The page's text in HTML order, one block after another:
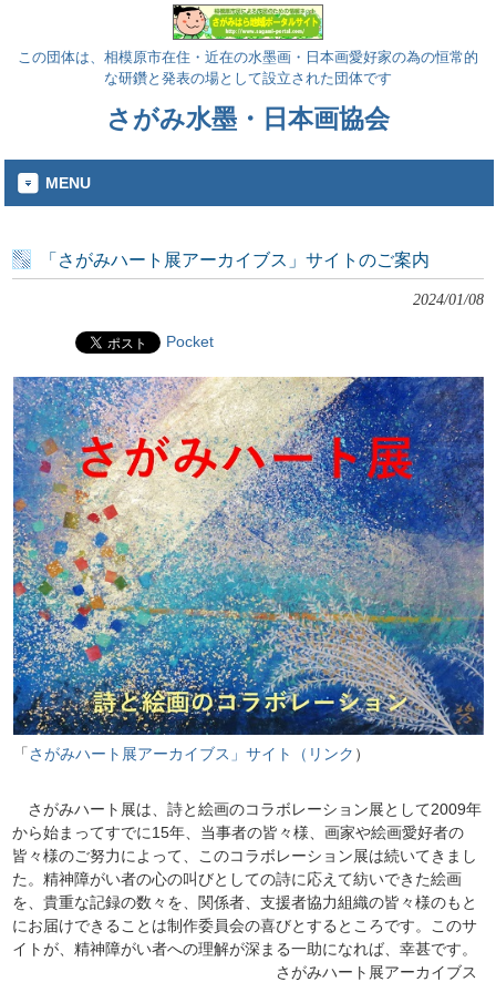
この団体は、相模原市在住・近在の水墨画・日本画愛好家の為の恒常的
な研鑽と発表の場として設立された団体です
さがみ水墨・日本画協会
MENU
「さがみハート展アーカイブス」サイトのご案内
2024/01/08
Pocket
「さがみハート展アーカイブス」サイト （リンク ）
さがみハート展は、詩と絵画のコラボレーション展として2009年
から始まってすでに15年、当事者の皆々様、画家や絵画愛好者の
皆々様のご努力によって、このコラボレーション展は続いてきまし
た。精神障がい者の心の叫びとしての詩に応えて紡いできた絵画
を、貴重な記録の数々を、関係者、支援者協力組織の皆々様のもと
にお届けできることは制作委員会の喜びとするところです。このサ
イトが、精神障がい者への理解が深まる一助になれば、幸甚です。
さがみハート展アーカイブス